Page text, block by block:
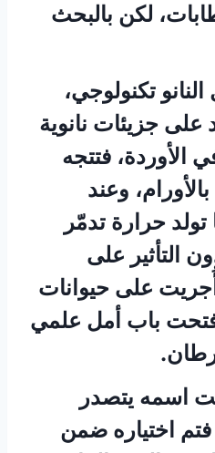
لكن بالبحث
تكنولوجي،
على جزيئات نانوية
فتتجه
وعند
حرارة تدمّر
التأثير على
أُجريت على حيوانات
باب أمل علمي
اسمه يتصدر
فتم اختياره ضمن